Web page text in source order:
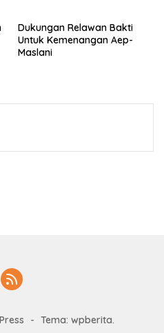
Dukungan Relawan Bakti
Untuk Kemenangan Aep-
Maslani
- Tema: wpberita.